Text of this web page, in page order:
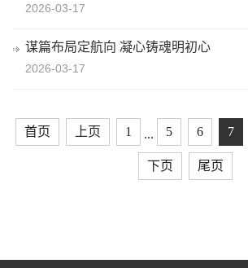
2026-03-17
谋篇布局定航向 凝心铸魂明初心
2026-03-17
首页 上页 1 ... 5 6 7
下页 尾页